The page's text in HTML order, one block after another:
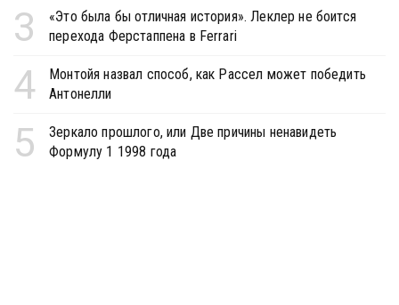
3
«Это была бы отличная история». Леклер не боится
перехода Ферстаппена в Ferrari
4
Монтойя назвал способ, как Рассел может победить
Антонелли
5
Зеркало прошлого, или Две причины ненавидеть
Формулу 1 1998 года